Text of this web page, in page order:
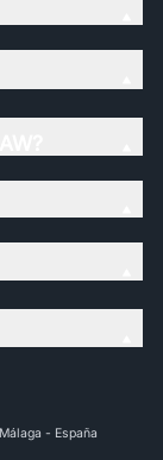
- España